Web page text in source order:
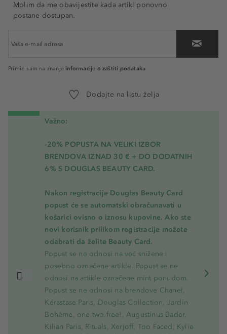
Molim da me obavijestite kada artikl ponovno
postane dostupan.
Primio sam na znanje informacije o zaštiti podataka
Dodajte na listu želja
Važno:
-20% POPUSTA NA VELIKI IZBOR
BRENDOVA IZNAD 30 € + DO DODATNIH
6% S DOUGLAS BEAUTY CARD.
Nakon registracije Douglas Beauty Card
popust će se automatski obračunavati u
košarici ovisno o iznosu kupovine. Ako ste
novi korisnik prilikom registracije možete
odabrati da želite Beauty Card.
Popust se ne odnosi na već snižene i
posebno označene artikle. Popust se ne
odnosi na artikle označene mint ponudom.
Popust se ne odnosi na brendove Chanel,
Kérastase Paris, Douglas Collection, Jardin
Bohème, one.two.free!, Augustinus Bader,
Kilian Paris, Rituals, Xerjoff, Too Faced, Kylie